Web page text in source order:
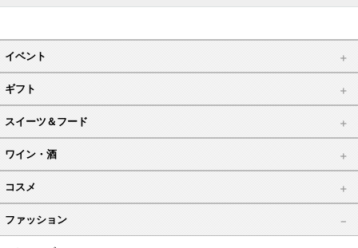
イベント
ギフト
スイーツ＆フード
ワイン・酒
コスメ
ファッション